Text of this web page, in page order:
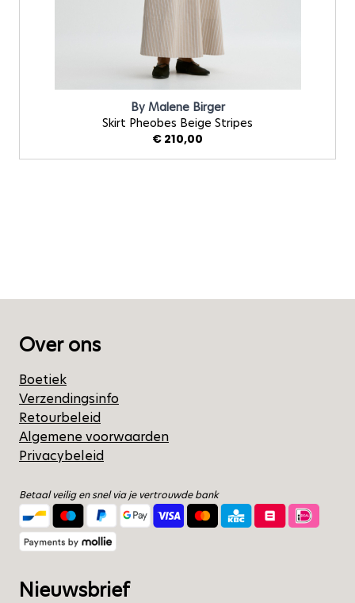
By Malene Birger
Skirt Pheobes Beige Stripes
€ 210,00
Over ons
Boetiek
Verzendingsinfo
Retourbeleid
Algemene voorwaarden
Privacybeleid
Betaal veilig en snel via je vertrouwde bank
Nieuwsbrief